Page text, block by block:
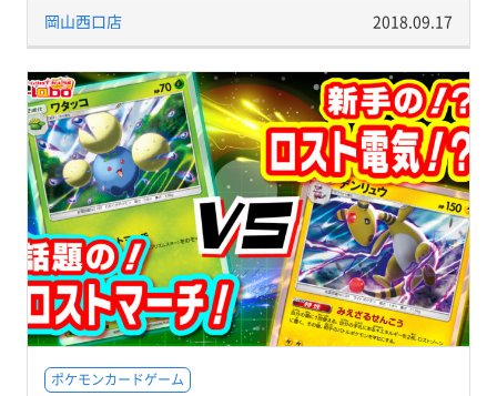
岡山西口店 2018.09.17
ポケモンカードゲーム